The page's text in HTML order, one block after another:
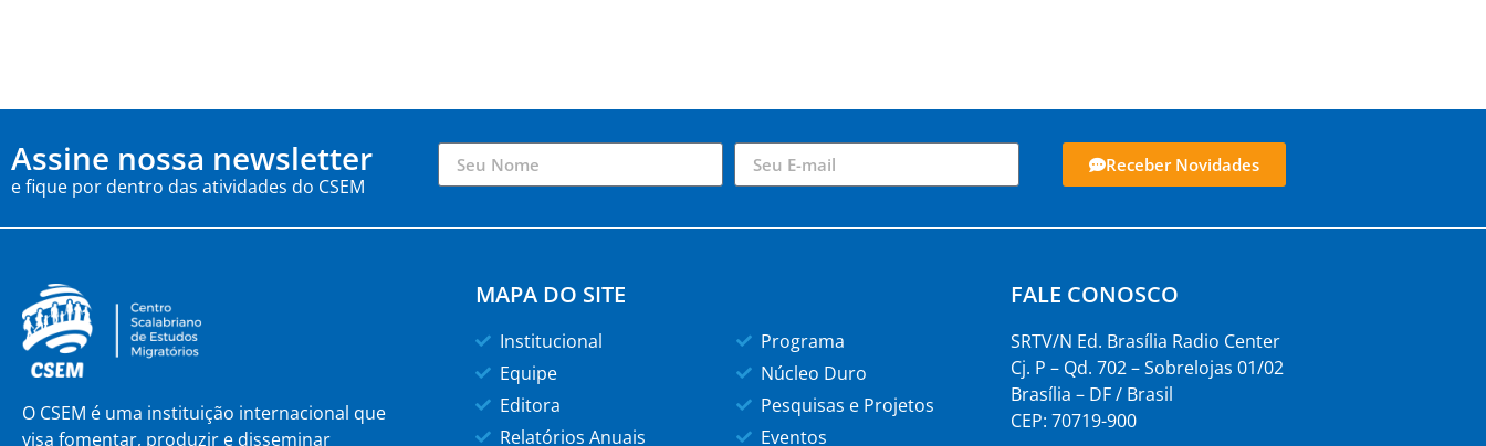
Assine nossa newsletter
e fique por dentro das atividades do CSEM
Receber Novidades
O CSEM é uma instituição internacional que
visa fomentar, produzir e disseminar
MAPA DO SITE
Institucional
Equipe
Editora
Relatórios Anuais
Programa
Núcleo Duro
Pesquisas e Projetos
Eventos
FALE CONOSCO
SRTV/N Ed. Brasília Radio Center
Cj. P – Qd. 702 – Sobrelojas 01/02
Brasília – DF / Brasil
CEP: 70719-900